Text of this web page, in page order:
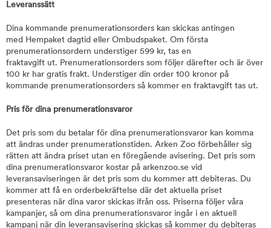
Leveranssätt
Dina kommande prenumerationsorders kan skickas antingen
med Hempaket dagtid eller Ombudspaket. Om första
prenumerationsordern understiger 599 kr, tas en
fraktavgift ut. Prenumerationsorders som följer därefter och är över
100 kr har gratis frakt. Understiger din order 100 kronor på
kommande prenumerationsorders så kommer en fraktavgift tas ut.
Pris för dina prenumerationsvaror
Det pris som du betalar för dina prenumerationsvaror kan komma
att ändras under prenumerationstiden. Arken Zoo förbehåller sig
rätten att ändra priset utan en föregående avisering. Det pris som
dina prenumerationsvaror kostar på arkenzoo.se vid
leveransaviseringen är det pris som du kommer att debiteras. Du
kommer att få en orderbekräftelse där det aktuella priset
presenteras när dina varor skickas ifrån oss. Priserna följer våra
kampanjer, så om dina prenumerationsvaror ingår i en aktuell
kampanj när din leveransavisering skickas så kommer du debiteras